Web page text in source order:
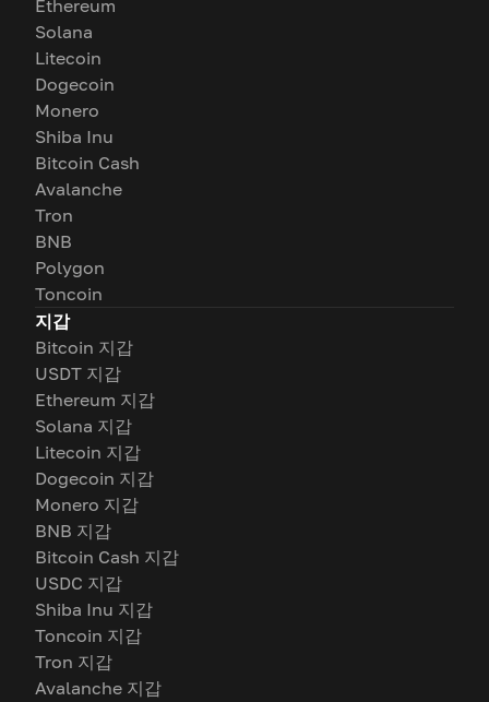
Ethereum
Solana
Litecoin
Dogecoin
Monero
Shiba Inu
Bitcoin Cash
Avalanche
Tron
BNB
Polygon
Toncoin
지갑
Bitcoin 지갑
USDT 지갑
Ethereum 지갑
Solana 지갑
Litecoin 지갑
Dogecoin 지갑
Monero 지갑
BNB 지갑
Bitcoin Cash 지갑
USDC 지갑
Shiba Inu 지갑
Toncoin 지갑
Tron 지갑
Avalanche 지갑